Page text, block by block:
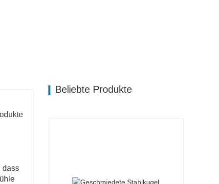
dass
Beliebte Produkte